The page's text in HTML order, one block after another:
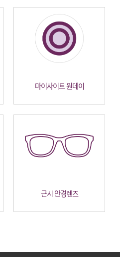
마이사이트 원데이
근시 안경렌즈